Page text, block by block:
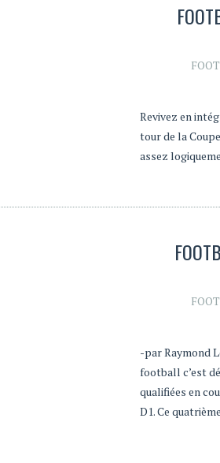
Revivez en
tour de la
assez
-par Raymond
football c’est
qualifiées en
D1. Ce